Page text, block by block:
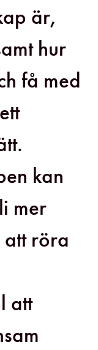
är,
hur
få med
kan
mer
röra
att